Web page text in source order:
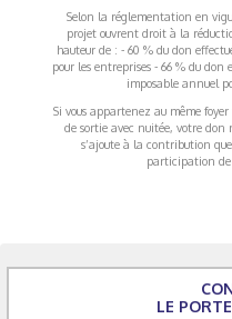
Selon la réglementation en
projet ouvrent droit à la
hauteur de : - 60 % du don
pour les entreprises - 66 % du
imposable annuel
Si vous appartenez au même
de sortie avec nuitée, votre don
s’ajoute à la contribution
participation
LE